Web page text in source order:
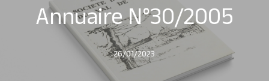
Annuaire N°30/2005
26/01/2023